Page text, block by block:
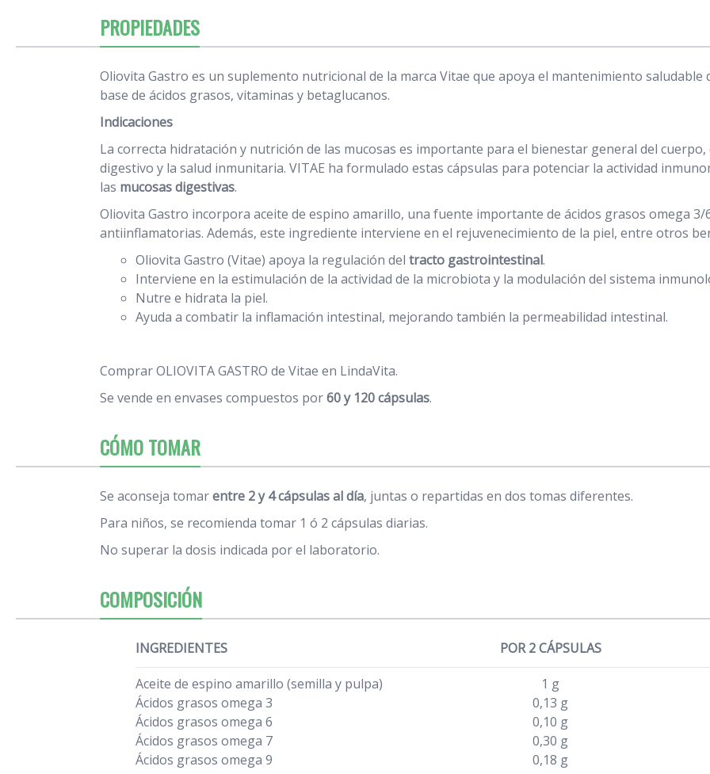
PROPIEDADES
Oliovita Gastro es un suplemento nutricional de la marca Vitae que apoya el mantenimiento saludable
base de ácidos grasos, vitaminas y betaglucanos.
Indicaciones
La correcta hidratación y nutrición de las mucosas es importante para el bienestar general del
digestivo y la salud inmunitaria. VITAE ha formulado estas cápsulas para potenciar la actividad
las mucosas digestivas.
Oliovita Gastro incorpora aceite de espino amarillo, una fuente importante de ácidos grasos omega
antiinflamatorias. Además, este ingrediente interviene en el rejuvenecimiento de la piel, entre otros
Oliovita Gastro (Vitae) apoya la regulación del tracto gastrointestinal.
Interviene en la estimulación de la actividad de la microbiota y la modulación del sistema
Nutre e hidrata la piel.
Ayuda a combatir la inflamación intestinal, mejorando también la permeabilidad intestinal.
Comprar OLIOVITA GASTRO de Vitae en LindaVita.
Se vende en envases compuestos por60 y 120 cápsulas.
CÓMO TOMAR
Se aconseja tomarentre 2 y 4 cápsulas al día, juntas o repartidas en dos tomas diferentes.
Para niños, se recomienda tomar 1 ó 2 cápsulas diarias.
No superar la dosis indicada por el laboratorio.
COMPOSICIÓN
INGREDIENTES POR 2 CÁPSULAS
Aceite de espino amarillo (semilla y pulpa)
Ácidos grasos omega 3
Ácidos grasos omega 6
Ácidos grasos omega 7
Ácidos grasos omega 9
1 g
0,13 g
0,10 g
0,30 g
0,18 g